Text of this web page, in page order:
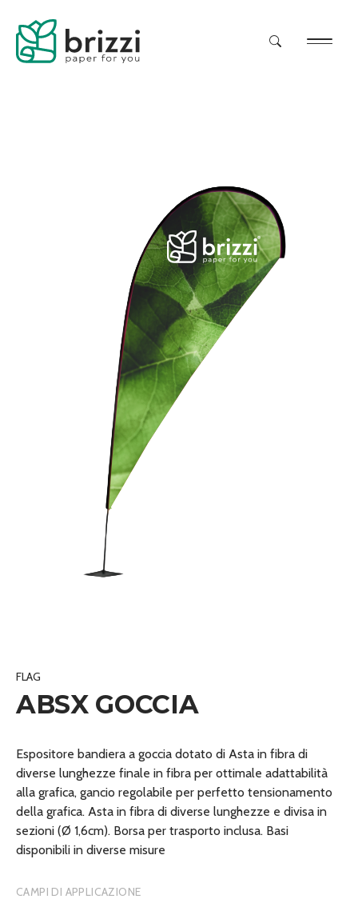
FLAG
ABSX GOCCIA
Espositore bandiera a goccia dotato di Asta in fibra di
diverse lunghezze finale in fibra per ottimale adattabilità
alla grafica, gancio regolabile per perfetto tensionamento
della grafica. Asta in fibra di diverse lunghezze e divisa in
sezioni (Ø 1,6cm). Borsa per trasporto inclusa. Basi
disponibili in diverse misure
CAMPI DI APPLICAZIONE